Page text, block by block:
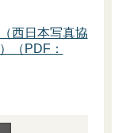
西日本写真協
（PDF：